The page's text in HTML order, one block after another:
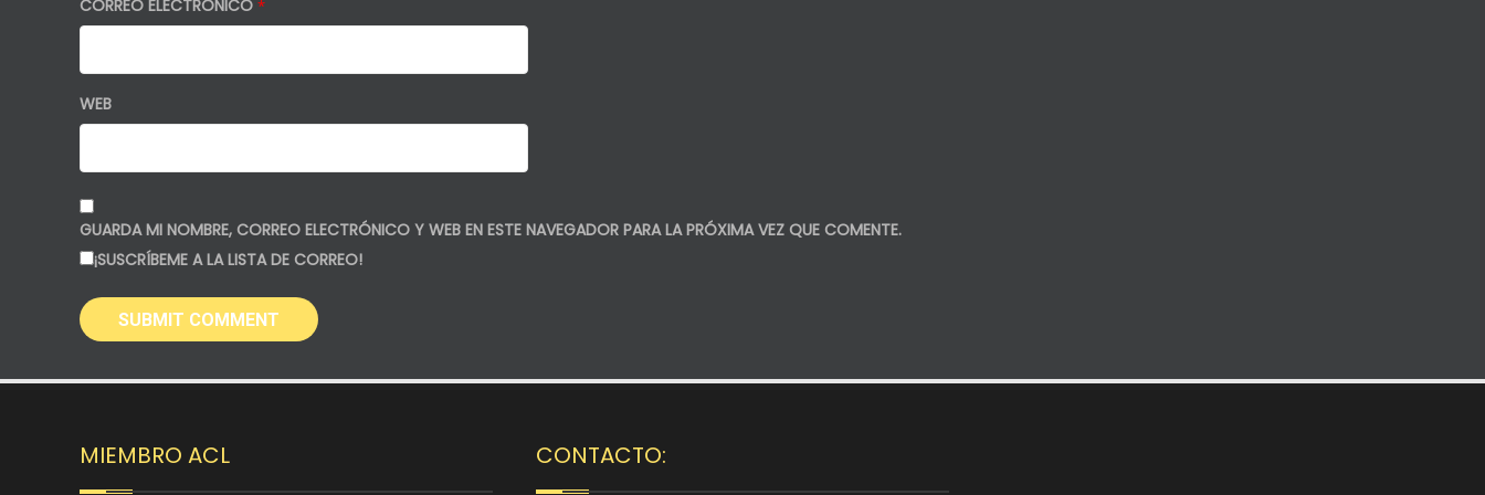
CORREO ELECTRÓNICO *
WEB
GUARDA MI NOMBRE, CORREO ELECTRÓNICO Y WEB EN ESTE NAVEGADOR PARA LA PRÓXIMA VEZ QUE COMENTE.
¡SUSCRÍBEME A LA LISTA DE CORREO!
MIEMBRO ACL CONTACTO: